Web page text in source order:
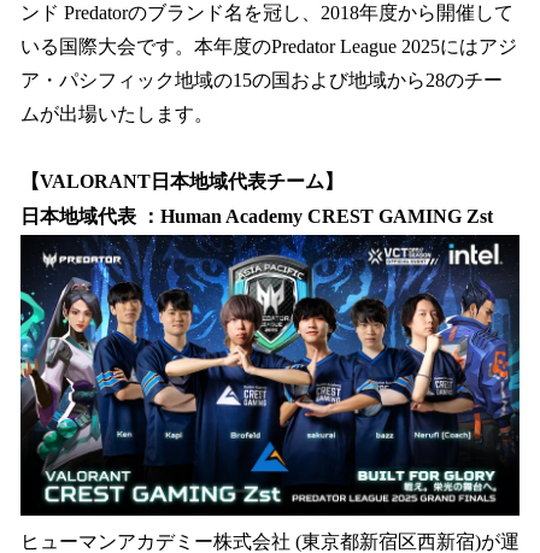
ンド Predatorのブランド名を冠し、2018年度から開催して
いる国際大会です。本年度のPredator League 2025にはアジ
ア・パシフィック地域の15の国および地域から28のチー
ムが出場いたします。
【VALORANT日本地域代表チーム】
日本地域代表 ：Human Academy CREST GAMING Zst
ヒューマンアカデミー株式会社 (東京都新宿区西新宿)が運